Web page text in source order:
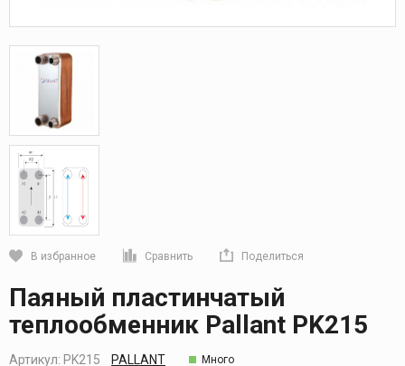
В избранное Сравнить Поделиться
Кликните, чтобы скопировать прямую ссылку
Паяный пластинчатый
теплообменник Pallant PK215
Артикул: PK215 PALLANT Много